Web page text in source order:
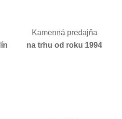
Kamenná predajňa
na trhu od roku 1994